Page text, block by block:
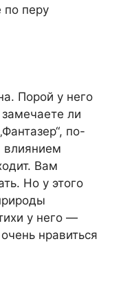
по перу
Порой у него
ли
по-
Вам
Но у этого
у него —
нравиться